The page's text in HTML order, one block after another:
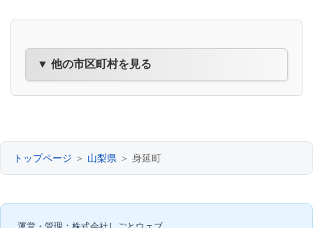
▼ 他の市区町村を見る
トップページ ＞ 山梨県 ＞ 身延町